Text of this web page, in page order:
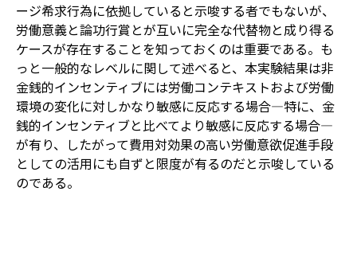
ージ希求行為に依拠していると示唆する者でもないが、
労働意義と論功行賞とが互いに完全な代替物と成り得る
ケースが存在することを知っておくのは重要である。も
っと一般的なレベルに関して述べると、本実験結果は非
金銭的インセンティブには労働コンテキストおよび労働
環境の変化に対しかなり敏感に反応する場合—特に、金
銭的インセンティブと比べてより敏感に反応する場合—
が有り、したがって費用対効果の高い労働意欲促進手段
としての活用にも自ずと限度が有るのだと示唆している
のである。